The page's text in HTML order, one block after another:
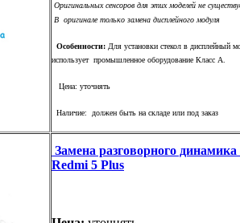
Оригинальных сенсоров для этих моделей не
В оригинале только замена дисплейного модуля
Особенности: Для установки стекол в дисплейный
использует промышленное оборудование Класс А.
Цена: уточнять
Наличие: должен быть на складе или под заказ
Замена разговорного
Redmi 5 Plus